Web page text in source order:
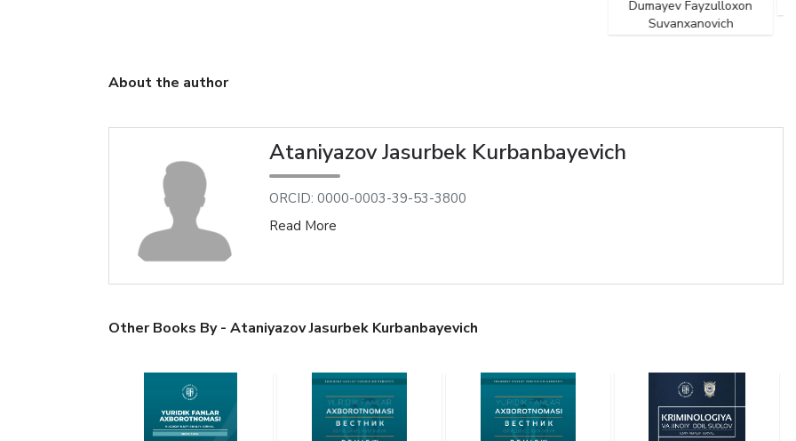
Pulatxujayevich
About the author
Ataniyazov Jasurbek Kurbanbayevich
ORCID: 0000-0003-39-53-3800
Read More
Other Books By - Ataniyazov Jasurbek Kurbanbayevich